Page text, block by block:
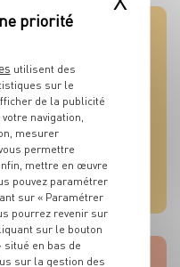
des vins
10°C. La fraîcheur
d’exprimer
utilisent des
sur le
de la publicité
navigation,
mesurer
permettre
mettre en œuvre
pouvez paramétrer
sur « Paramétrer
pourrez revenir sur
sur le bouton
en bas de
sur la gestion des